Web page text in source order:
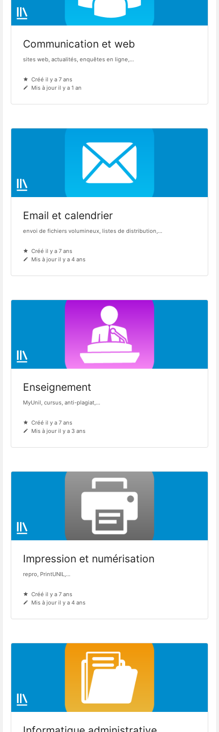
Communication et web
sites web, actualités, enquêtes en ligne,...
Créé il y a 7 ans
Mis à jour il y a 1 an
Email et calendrier
envoi de fichiers volumineux, listes de distribution,...
Créé il y a 7 ans
Mis à jour il y a 4 ans
Enseignement
MyUnil, cursus, anti-plagiat,...
Créé il y a 7 ans
Mis à jour il y a 3 ans
Impression et numérisation
repro, PrintUNIL,...
Créé il y a 7 ans
Mis à jour il y a 4 ans